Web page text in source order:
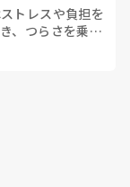
トレスや負担を
、つらさを乗り